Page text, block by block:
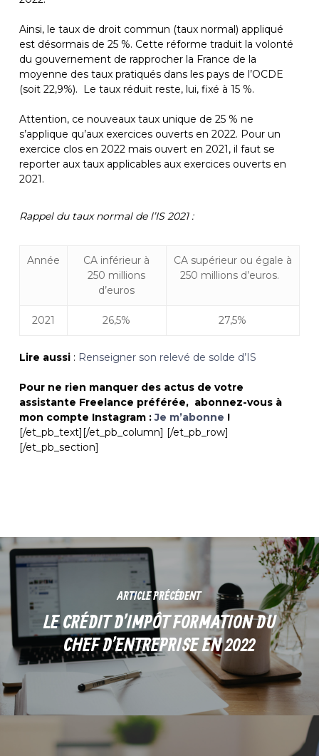
Ainsi, le taux de droit commun (taux normal) appliqué
est désormais de 25 %. Cette réforme traduit la volonté
du gouvernement de rapprocher la France de la
moyenne des taux pratiqués dans les pays de l’OCDE
(soit 22,9%). Le taux réduit reste, lui, fixé à 15 %.
Attention, ce nouveaux taux unique de 25 % ne
s’applique qu’aux exercices ouverts en 2022. Pour un
exercice clos en 2022 mais ouvert en 2021, il faut se
reporter aux taux applicables aux exercices ouverts en
2021.
Rappel du taux normal de l’IS2021 :
Année
CA inférieur à
250 millions
d’euros
CA supérieur ou égale à
250 millions d’euros.
2021 26,5% 27,5%
Lire aussi: Renseigner son relevé de solde d’IS
Pour ne rien manquer des actus de votre
assistante Freelance préférée, abonnez-vous à
mon compte Instagram :Je m’abonne !
[/et_pb_text][/et_pb_column] [/et_pb_row]
[/et_pb_section]
ARTICLE PRÉCÉDENT
LE CRÉDIT D’IMPÔT FORMATION DU
CHEF D’ENTREPRISE EN 2022